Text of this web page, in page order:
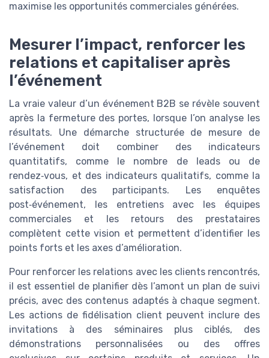
maximise les opportunités commerciales générées.
Mesurer l’impact, renforcer les
relations et capitaliser après
l’événement
La vraie valeur d’un événement B2B se révèle souvent
après la fermeture des portes, lorsque l’on analyse les
résultats. Une démarche structurée de mesure de
l’événement doit combiner des indicateurs
quantitatifs, comme le nombre de leads ou de
rendez‑vous, et des indicateurs qualitatifs, comme la
satisfaction des participants. Les enquêtes
post‑événement, les entretiens avec les équipes
commerciales et les retours des prestataires
complètent cette vision et permettent d’identifier les
points forts et les axes d’amélioration.
Pour renforcer les relations avec les clients rencontrés,
il est essentiel de planifier dès l’amont un plan de suivi
précis, avec des contenus adaptés à chaque segment.
Les actions de fidélisation client peuvent inclure des
invitations à des séminaires plus ciblés, des
démonstrations personnalisées ou des offres